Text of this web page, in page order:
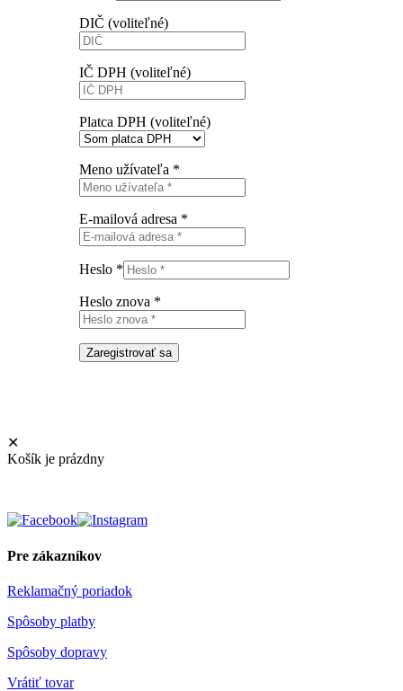
DIČ (voliteľné)
IČ DPH (voliteľné)
Platca DPH (voliteľné)
Meno užívateľa *
E-mailová adresa *
Heslo *
Heslo znova *
Zaregistrovať sa
✕
Košík je prázdny
Pre zákazníkov
Reklamačný poriadok
Spôsoby platby
Spôsoby dopravy
Vrátiť tovar